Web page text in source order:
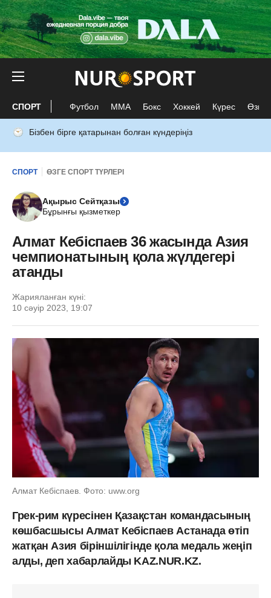
СПОРТ Футбол ММА Бокс Хоккей Күрес Өзге
Бізбен бірге қатарынан болған күндеріңіз
СПОРТ ӨЗГЕ СПОРТ ТҮРЛЕРІ
Ақырыс Сейтқазы
Бұрынғы қызметкер
Алмат Кебіспаев 36 жасында Азия
чемпионатының қола жүлдегері
атанды
Жарияланған күні:
10 сәуір 2023, 19:07
Алмат Кебіспаев. Фото: uww.org
Грек-рим күресінен Қазақстан командасының
көшбасшысы Алмат Кебіспаев Астанада өтіп
жатқан Азия біріншілігінде қола медаль жеңіп
алды, деп хабарлайды KAZ.NUR.KZ.